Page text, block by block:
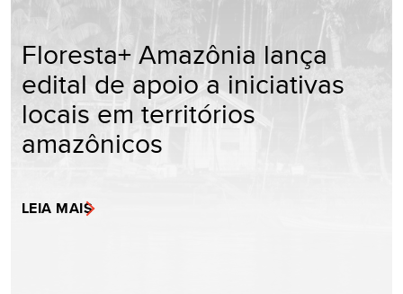
Floresta+ Amazônia lança
edital de apoio a iniciativas
locais em territórios
amazônicos
LEIA MAIS